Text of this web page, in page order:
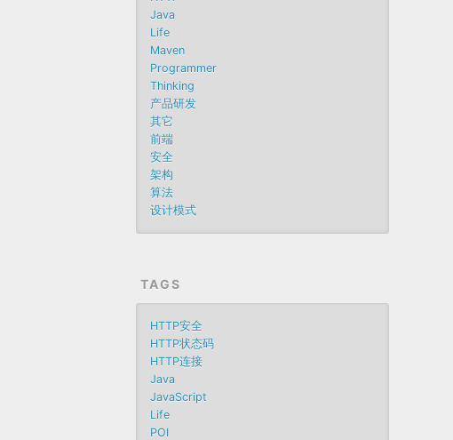
Java
Life
Maven
Programmer
Thinking
产品研发
其它
前端
安全
架构
算法
设计模式
TAGS
HTTP安全
HTTP状态码
HTTP连接
Java
JavaScript
Life
POI